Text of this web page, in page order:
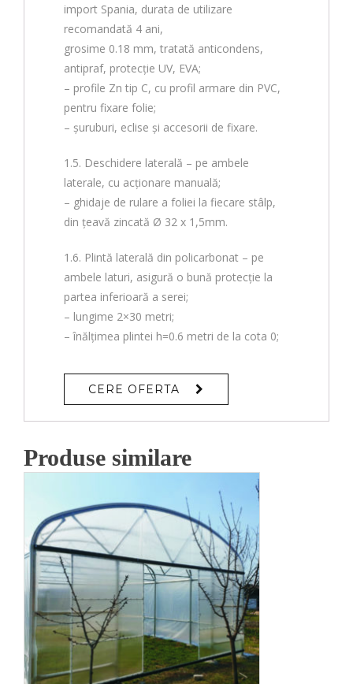
import Spania, durata de utilizare
recomandată 4 ani,
grosime 0.18 mm, tratată anticondens,
antipraf, protecție UV, EVA;
– profile Zn tip C, cu profil armare din PVC,
pentru fixare folie;
– șuruburi, eclise și accesorii de fixare.
1.5. Deschidere laterală – pe ambele
laterale, cu acționare manuală;
– ghidaje de rulare a foliei la fiecare stâlp,
din țeavă zincată Ø 32 x 1,5mm.
1.6. Plintă laterală din policarbonat – pe
ambele laturi, asigură o bună protecție la
partea inferioară a serei;
– lungime 2×30 metri;
– înălțimea plintei h=0.6 metri de la cota 0;
CERE OFERTA
Produse similare